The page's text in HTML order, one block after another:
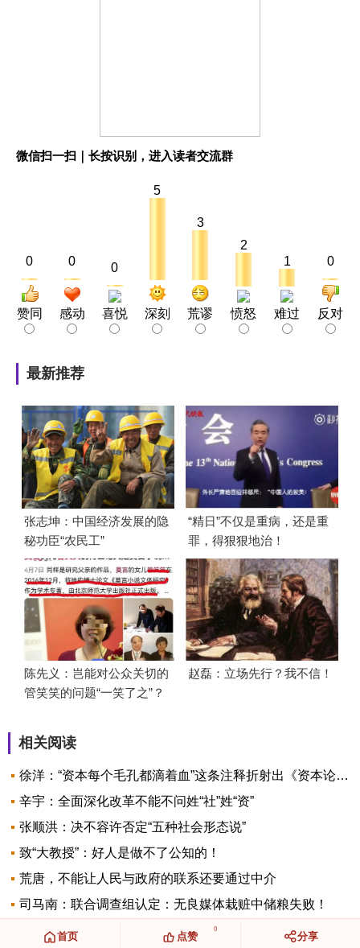
微信扫一扫｜长按识别，进入读者交流群
0
赞同
0
感动
0
喜悦
5
深刻
3
荒谬
2
愤怒
1
难过
0
反对
最新推荐
张志坤：中国经济发展的隐
秘功臣“农民工”
“精日”不仅是重病，还是重
罪，得狠狠地治！
陈先义：岂能对公众关切的
管笑笑的问题“一笑了之”？
赵磊：立场先行？我不信！
相关阅读
徐洋：“资本每个毛孔都滴着血”这条注释折射出《资本论》和马克思的伟大
辛宇：全面深化改革不能不问姓“社”姓“资”
张顺洪：决不容许否定“五种社会形态说”
致“大教授”：好人是做不了公知的！
荒唐，不能让人民与政府的联系还要通过中介
司马南：联合调查组认定：无良媒体栽赃中储粮失败！
首页
0
点赞 分享